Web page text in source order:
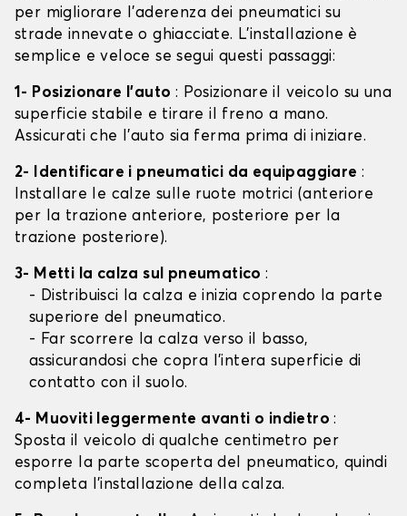
per migliorare l'aderenza dei pneumatici su
strade innevate o ghiacciate. L'installazione è
semplice e veloce se segui questi passaggi:
1- Posizionare l'auto : Posizionare il veicolo su una
superficie stabile e tirare il freno a mano.
Assicurati che l'auto sia ferma prima di iniziare.
2- Identificare i pneumatici da equipaggiare :
Installare le calze sulle ruote motrici (anteriore
per la trazione anteriore, posteriore per la
trazione posteriore).
3- Metti la calza sul pneumatico:
- Distribuisci la calza e inizia coprendo la parte
superiore del pneumatico.
- Far scorrere la calza verso il basso,
assicurandosi che copra l'intera superficie di
contatto con il suolo.
4- Muoviti leggermente avanti o indietro:
Sposta il veicolo di qualche centimetro per
esporre la parte scoperta del pneumatico, quindi
completa l'installazione della calza.